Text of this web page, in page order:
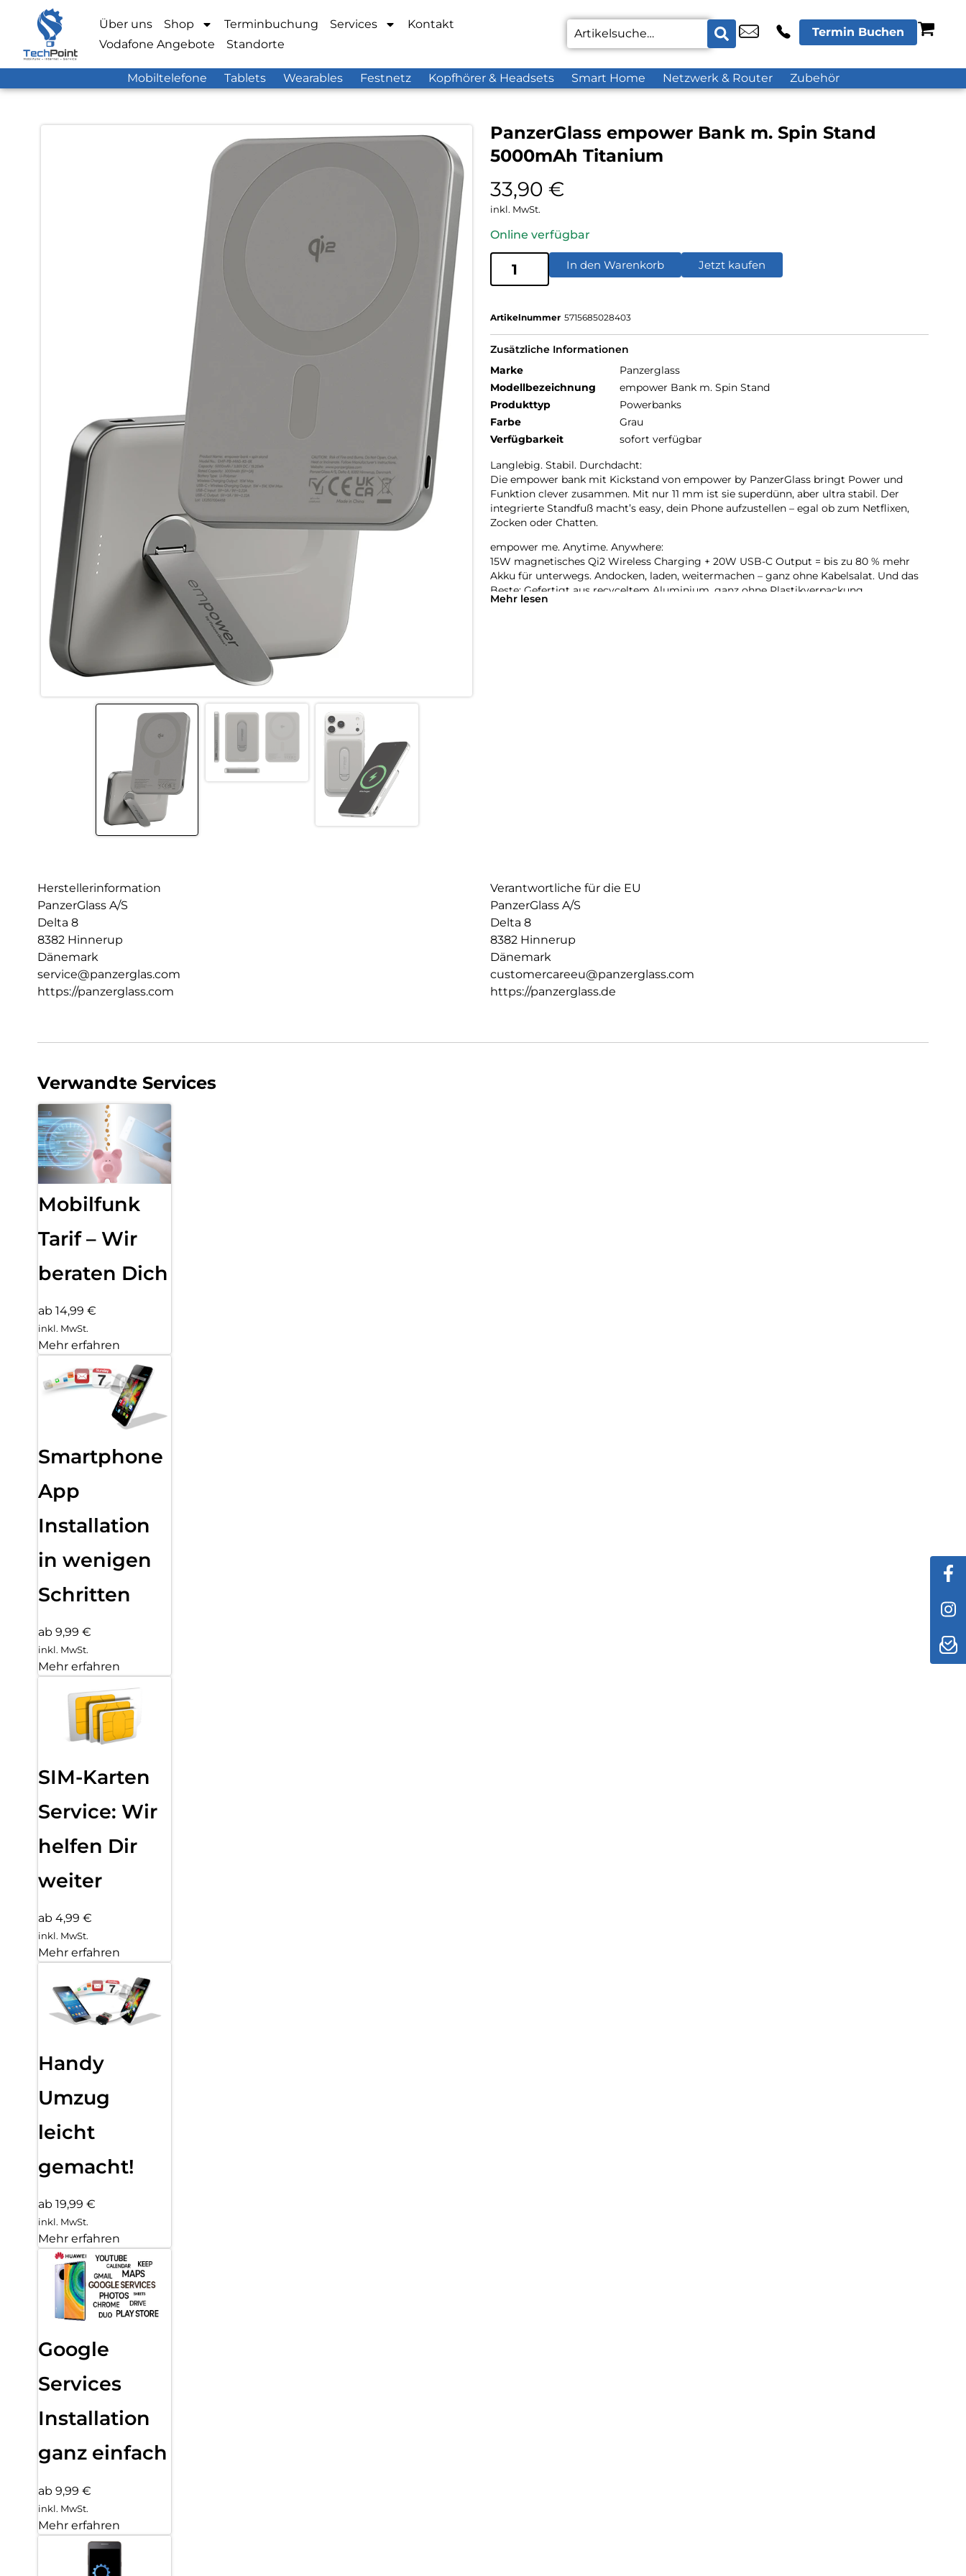
Über uns Shop Terminbuchung Services
Kontakt
Vodafone Angebote
Standorte
Termin Buchen
Mobiltelefone Tablets Wearables Festnetz Kopfhörer & Headsets Smart Home Netzwerk & Router Zubehör
PanzerGlass empower Bank m. Spin Stand
5000mAh Titanium
33,90 €
inkl. MwSt.
Online verfügbar
In den Warenkorb Jetzt kaufen
Artikelnummer 5715685028403
Zusätzliche Informationen
Marke
Panzerglass
Modellbezeichnung
empower Bank m. Spin Stand
Produkttyp
Powerbanks
Farbe
Grau
Verfügbarkeit
sofort verfügbar
Langlebig. Stabil. Durchdacht:
Die empower bank mit Kickstand von empower by PanzerGlass bringt Power und
Funktion clever zusammen. Mit nur 11 mm ist sie superdünn, aber ultra stabil. Der
integrierte Standfuß macht’s easy, dein Phone aufzustellen – egal ob zum Netflixen,
Zocken oder Chatten.
empower me. Anytime. Anywhere:
15W magnetisches Qi2 Wireless Charging + 20W USB-C Output = bis zu 80 % mehr
Akku für unterwegs. Andocken, laden, weitermachen – ganz ohne Kabelsalat. Und das
Beste: Gefertigt aus recyceltem Aluminium, ganz ohne Plastikverpackung.
Mehr lesen
Herstellerinformation
PanzerGlass A/S
Delta 8
8382 Hinnerup
Dänemark
service@panzerglas.com
https://panzerglass.com
Verantwortliche für die EU
PanzerGlass A/S
Delta 8
8382 Hinnerup
Dänemark
customercareeu@panzerglass.com
https://panzerglass.de
Verwandte Services
Mobilfunk
Tarif – Wir
beraten Dich
ab 14,99 €
inkl. MwSt.
Mehr erfahren
Smartphone
App
Installation
in wenigen
Schritten
ab 9,99 €
inkl. MwSt.
Mehr erfahren
SIM-Karten
Service: Wir
helfen Dir
weiter
ab 4,99 €
inkl. MwSt.
Mehr erfahren
Handy
Umzug
leicht
gemacht!
ab 19,99 €
inkl. MwSt.
Mehr erfahren
Google
Services
Installation
ganz einfach
ab 9,99 €
inkl. MwSt.
Mehr erfahren